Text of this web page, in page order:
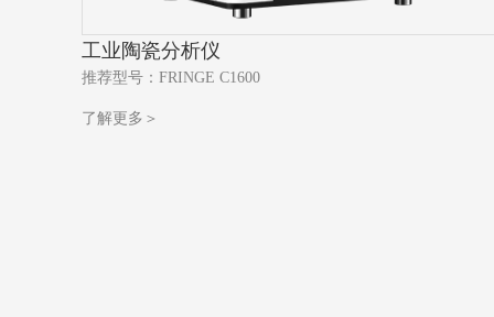
工业陶瓷分析仪
推荐型号：FRINGE C1600
了解更多＞